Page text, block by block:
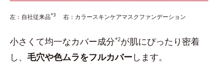
左：自社従来品*3 右：カラースキンケアマスクファンデーション
小さくて均一なカバー成分*2が肌にぴったり密着
し、 毛穴や色ムラをフルカバーします。